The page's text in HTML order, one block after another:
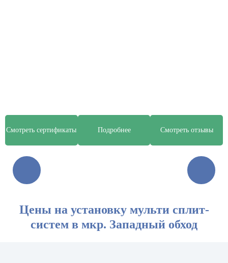
Смотреть сертификаты Подробнее Смотреть отзывы
Цены на установку мульти сплит-
систем в мкр. Западный обход